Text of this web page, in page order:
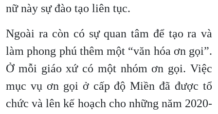
nữ này sự đào tạo liên tục.
Ngoài ra còn có sự quan tâm để tạo ra và
làm phong phú thêm một “văn hóa ơn gọi”.
Ở mỗi giáo xứ có một nhóm ơn gọi. Việc
mục vụ ơn gọi ở cấp độ Miền đã được tổ
chức và lên kế hoạch cho những năm 2020-